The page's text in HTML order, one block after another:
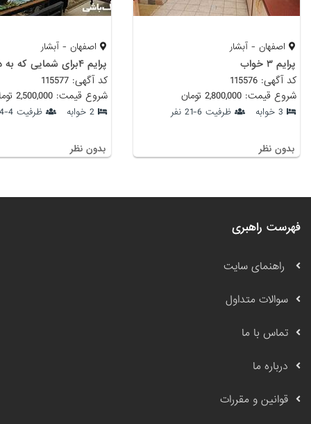
اصفهان - آبشار
پرایم ۳ خواب
کد آگهی: 115576
شروع قیمت: 2,800,000 تومان
3 خوابه ظرفیت 6-21 نفر
بدون نظر
اصفهان - آبشار
کد آگهی: 115577
شروع قیمت: 2,500,000 تومان
2 خوابه ظرفیت 4-14 نفر
بدون نظر
فهرست راهبری
راهنمای سایت
سوالات متداول
تماس با ما
درباره ما
قوانین و مقررات